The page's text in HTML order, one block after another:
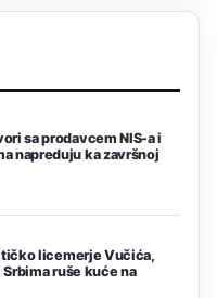
sa prodavcem NIS-a i
napreduju ka završnoj
licemerje Vučića,
ruše kuće na